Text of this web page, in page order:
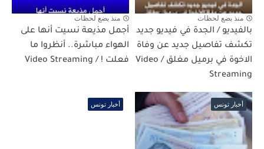
منذ بضع لحظات
بالفيديو / الجدة في فيديو جديد
تكشف تفاصيل جديد عن وفاة
الاخوة في برميل مغلق / Video
Streaming
منذ بضع لحظات
أجمل مذيعة نسيت أنها على
الهواء مباشرة.. أنظروا ما
فعلت ! / Video Streaming
أخبار تونس أخبار تونس